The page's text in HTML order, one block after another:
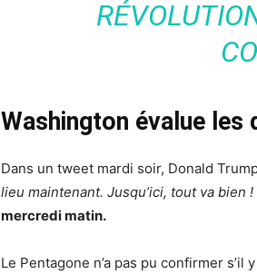
Washington évalue
Dans un tweet mardi soir, Donald
lieu maintenant. Jusqu’ici, tout va bien !
mercredi matin.
Le Pentagone n’a pas pu confirmer s’il